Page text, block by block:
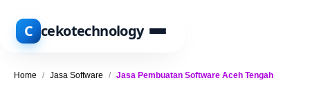
C cekotechnology
Home / Jasa Software / Jasa Pembuatan Software Aceh Tengah